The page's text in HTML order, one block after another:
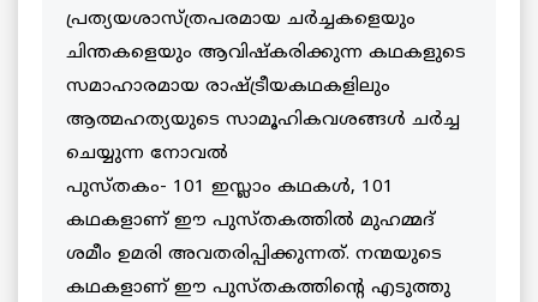
പ്രത്യയശാസ്ത്രപരമായ ചർച്ചകളെയും
ചിന്തകളെയും ആവിഷ്‌കരിക്കുന്ന കഥകളുടെ
സമാഹാരമായ രാഷ്ട്രീയകഥകളിലും
ആത്മഹത്യയുടെ സാമൂഹികവശങ്ങൾ ചർച്ച
ചെയ്യുന്ന നോവൽ
പുസ്തകം- 101 ഇസ്ലാം കഥകള്‍, 101
കഥകളാണ് ഈ പുസ്തകത്തിൽ മുഹമ്മദ്
ശമീം ഉമരി അവതരിപ്പിക്കുന്നത്. നന്മയുടെ
കഥകളാണ് ഈ പുസ്തകത്തിന്റെ എടുത്തു